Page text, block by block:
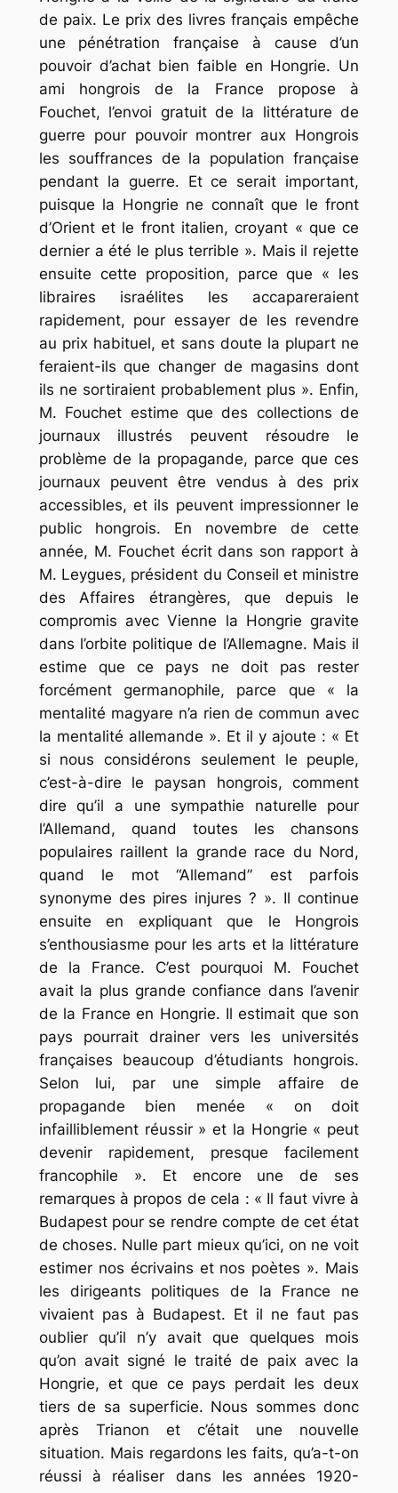
de paix. Le prix des livres français empêche
une pénétration française à cause d’un
pouvoir d’achat bien faible en Hongrie. Un
ami hongrois de la France propose à
Fouchet, l’envoi gratuit de la littérature de
guerre pour pouvoir montrer aux Hongrois
les souffrances de la population française
pendant la guerre. Et ce serait important,
puisque la Hongrie ne connaît que le front
d’Orient et le front italien, croyant « que ce
dernier a été le plus terrible ». Mais il rejette
ensuite cette proposition, parce que « les
libraires israélites les accapareraient
rapidement, pour essayer de les revendre
au prix habituel, et sans doute la plupart ne
feraient-ils que changer de magasins dont
ils ne sortiraient probablement plus ». Enfin,
M. Fouchet estime que des collections de
journaux illustrés peuvent résoudre le
problème de la propagande, parce que ces
journaux peuvent être vendus à des prix
accessibles, et ils peuvent impressionner le
public hongrois. En novembre de cette
année, M. Fouchet écrit dans son rapport à
M. Leygues, président du Conseil et ministre
des Affaires étrangères, que depuis le
compromis avec Vienne la Hongrie gravite
dans l’orbite politique de l’Allemagne. Mais il
estime que ce pays ne doit pas rester
forcément germanophile, parce que « la
mentalité magyare n’a rien de commun avec
la mentalité allemande ». Et il y ajoute : « Et
si nous considérons seulement le peuple,
c’est-à-dire le paysan hongrois, comment
dire qu’il a une sympathie naturelle pour
l’Allemand, quand toutes les chansons
populaires raillent la grande race du Nord,
quand le mot “Allemand” est parfois
synonyme des pires injures ? ». Il continue
ensuite en expliquant que le Hongrois
s’enthousiasme pour les arts et la littérature
de la France. C’est pourquoi M. Fouchet
avait la plus grande confiance dans l’avenir
de la France en Hongrie. Il estimait que son
pays pourrait drainer vers les universités
françaises beaucoup d’étudiants hongrois.
Selon lui, par une simple affaire de
propagande bien menée « on doit
infailliblement réussir » et la Hongrie « peut
devenir rapidement, presque facilement
francophile ». Et encore une de ses
remarques à propos de cela : « Il faut vivre à
Budapest pour se rendre compte de cet état
de choses. Nulle part mieux qu’ici, on ne voit
estimer nos écrivains et nos poètes ». Mais
les dirigeants politiques de la France ne
vivaient pas à Budapest. Et il ne faut pas
oublier qu’il n’y avait que quelques mois
qu’on avait signé le traité de paix avec la
Hongrie, et que ce pays perdait les deux
tiers de sa superficie. Nous sommes donc
après Trianon et c’était une nouvelle
situation. Mais regardons les faits, qu’a-t-on
réussi à réaliser dans les années 1920-